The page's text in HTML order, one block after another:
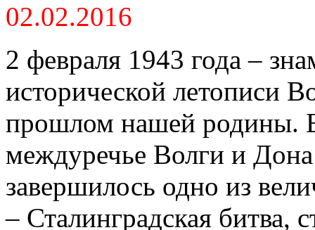
02.02.2016
2 февраля 1943 года –
исторической летописи
прошлом нашей родины.
междуречье Волги и
завершилось одно из
– Сталинградская